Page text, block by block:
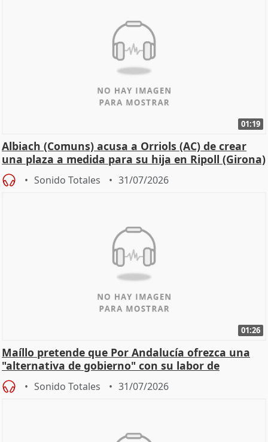
01:19
Albiach (Comuns) acusa a Orriols (AC) de crear
una plaza a medida para su hija en Ripoll (Girona)
Sonido Totales 31/07/2026
01:26
Maíllo pretende que Por Andalucía ofrezca una
"alternativa de gobierno" con su labor de
oposición
Sonido Totales 31/07/2026